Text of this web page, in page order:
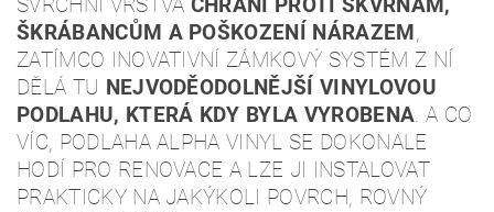
SVRCHNÍ VRSTVA CHRÁNÍ PROTI SKVRNÁM,
ŠKRÁBANCŮM A POŠKOZENÍ NÁRAZEM ,
ZATÍMCO INOVATIVNÍ ZÁMKOVÝ SYSTÉM Z NÍ
DĚLÁ TU NEJVODĚODOLNĚJŠÍ VINYLOVOU
PODLAHU, KTERÁ KDY BYLA VYROBENA. A CO
VÍC, PODLAHA ALPHA VINYL SE DOKONALE
HODÍ PRO RENOVACE A LZE JI INSTALOVAT
PRAKTICKY NA JAKÝKOLI POVRCH, ROVNÝ